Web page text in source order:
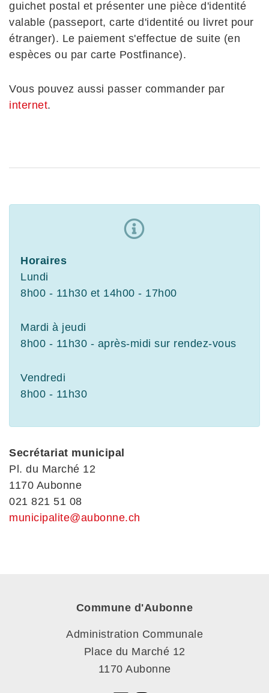
guichet postal et présenter une pièce d'identité
valable (passeport, carte d'identité ou livret pour
étranger). Le paiement s'effectue de suite (en
espèces ou par carte Postfinance).
Vous pouvez aussi passer commander par
internet.
Horaires
Lundi
8h00 - 11h30 et 14h00 - 17h00
Mardi à jeudi
8h00 - 11h30 - après-midi sur rendez-vous
Vendredi
8h00 - 11h30
Secrétariat municipal
Pl. du Marché 12
1170 Aubonne
021 821 51 08
municipalite@aubonne.ch
Commune d'Aubonne
Administration Communale
Place du Marché 12
1170 Aubonne